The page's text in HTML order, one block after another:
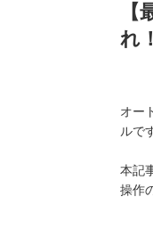
れ！
オー
ルで
本記
操作